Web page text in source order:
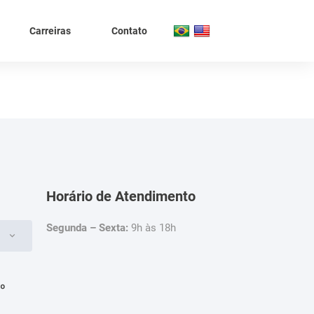
Carreiras Contato
Horário de Atendimento
Segunda – Sexta: 9h às 18h